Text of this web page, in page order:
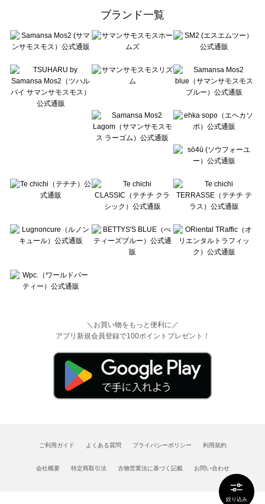
絞り込み
sō4ū（ソウフォーユー）のバッグ・ポーチ一覧
Te chichi（テチチ）のバッグ・ポーチ一覧
Te chichi CLASSIC（テチチ クラシック）のバッグ・ポーチ一覧
Lugnoncure（ルノンキュール）のバッグ・ポーチ一覧
BETTY'S BLUE（べティーズブルー）のバッグ・ポーチ一覧
Wpc.（ワールドパーティー）のバッグ・ポーチ一覧
ブランド一覧
＼お買い物をもっと便利に／
アプリ新規会員登録で100ポイントプレゼント！
ご利用ガイド よくある質問 プライバシーポリシー 利用規約
会社概要 特定商取引法 古物営業法に基づく記載 お問い合わせ